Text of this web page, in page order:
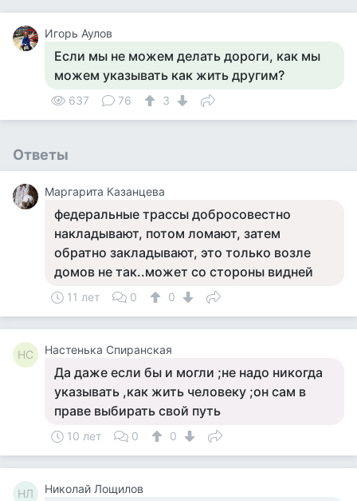
Игорь Аулов
Если мы не можем делать дороги, как мы
можем указывать как жить другим?
637 76 3
Ответы
Маргарита Казанцева
федеральные трассы добросовестно
накладывают, потом ломают, затем
обратно закладывают, это только возле
домов не так..может со стороны видней
11 лет 0 0
НС Настенька Спиранская
Да даже если бы и могли ;не надо никогда
указывать ,как жить человеку ;он сам в
праве выбирать свой путь
10 лет 0 0
НЛ Николай Лощилов